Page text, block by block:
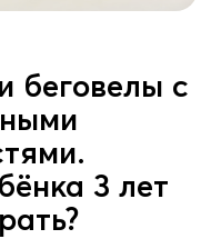
беговелы с
3 лет